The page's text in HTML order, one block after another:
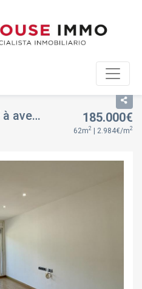
à avenida maresme, à Canet de Mar, Barcelona 185.000€
62m2 | 2.984€/m2